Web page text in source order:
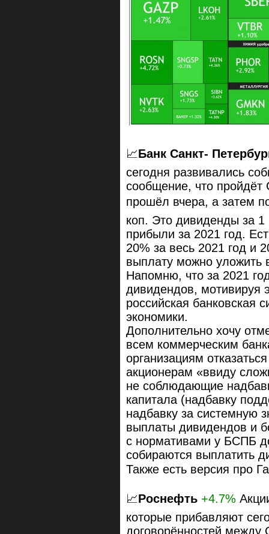
📈Банк Санкт-
сегодня развивались
сообщение, что
прошёл вчера, а затем
коп. Это дивиденды за 1
прибыли за 2021 год.
20% за весь 2021 год и
выплату можно уложить
Напомню, что за 2021
дивидендов, мотивируя
российская банковская
экономики.
Дополнительно хочу
всем коммерческим
организациям
акционерам «ввиду
не соблюдающие
капитала (надбавку
надбавку за системную
выплаты дивидендов и
с нормативами у БСПБ
собираются выплатить
Также есть версия про
📈Роснефть +4.7%
которые прибавляют
договорённостей